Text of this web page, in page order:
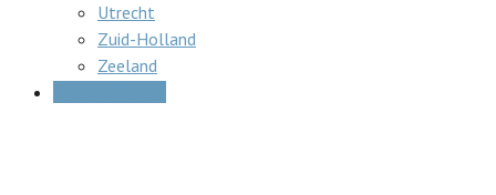
Utrecht
Zuid-Holland
Zeeland